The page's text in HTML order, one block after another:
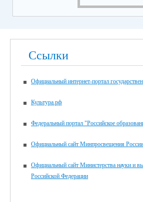
Ссылки
Официальный интернет-портал
Культура.рф
Федеральный портал "Российское
Официальный сайт Минпросвещения России
Официальный сайт Министерства науки и
Российской Федерации